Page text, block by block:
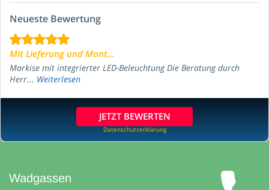
Neueste Bewertung
Mit Lieferung und Mont...
Markise mit integrierter LED-Beleuchtung Die Beratung durch
Herr... Weiterlesen
JETZT BEWERTEN
Datenschutzerklärung
Wadgassen